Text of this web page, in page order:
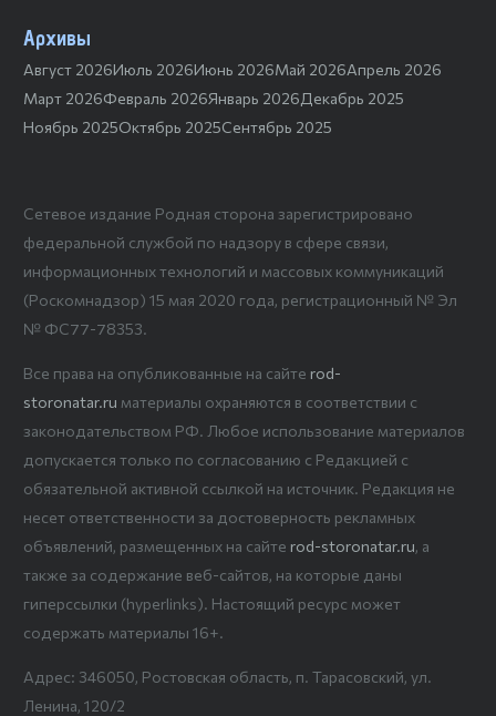
Архивы
Август 2026Июль 2026Июнь 2026Май 2026Апрель 2026
Март 2026Февраль 2026Январь 2026Декабрь 2025
Ноябрь 2025Октябрь 2025Сентябрь 2025
Сетевое издание Родная сторона зарегистрировано
федеральной службой по надзору в сфере связи,
информационных технологий и массовых коммуникаций
(Роскомнадзор) 15 мая 2020 года, регистрационный № Эл
№ ФС77-78353.
Все права на опубликованные на сайте rod-
storonatar.ru материалы охраняются в соответствии с
законодательством РФ. Любое использование материалов
допускается только по согласованию с Редакцией с
обязательной активной ссылкой на источник. Редакция не
несет ответственности за достоверность рекламных
объявлений, размещенных на сайте rod-storonatar.ru, а
также за содержание веб-сайтов, на которые даны
гиперссылки (hyperlinks). Настоящий ресурс может
содержать материалы 16+.
Адрес: 346050, Ростовская область, п. Тарасовский, ул.
Ленина, 120/2